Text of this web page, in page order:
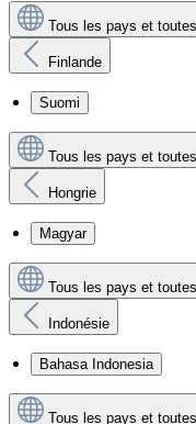
Tous les pays et
Finlande
Suomi
Tous les pays et
Hongrie
Magyar
Tous les pays et
Indonésie
Bahasa Indonesia
Tous les pays et